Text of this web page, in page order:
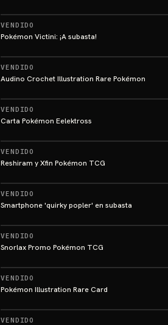
VENDIDO
Pokémon Victini: ¡A subasta!
VENDIDO
Audino Crochet Illustration Rare Pokémon
VENDIDO
Carta Pokémon Eelektross
VENDIDO
Reshiram y Xfin Pokémon TCG
VENDIDO
Smartphone 'quirky popler' en subasta
VENDIDO
Snorlax Promo Pokémon TCG
VENDIDO
Pokémon Illustration Rare Card
VENDIDO